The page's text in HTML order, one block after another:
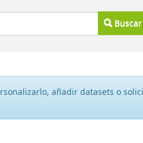
Buscar
añadir datasets o